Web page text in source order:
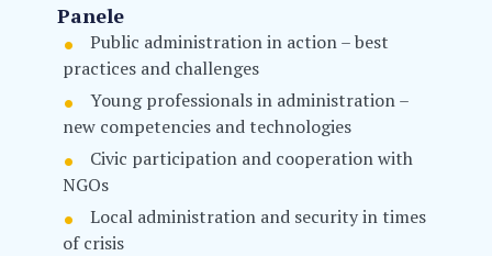
Panele
Public administration in action – best
practices and challenges
Young professionals in administration –
new competencies and technologies
Civic participation and cooperation with
NGOs
Local administration and security in times
of crisis